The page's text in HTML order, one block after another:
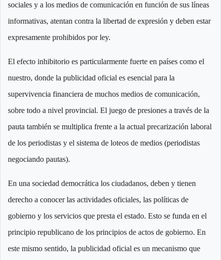
sociales y a los medios de comunicación en función de sus líneas
informativas, atentan contra la libertad de expresión y deben estar
expresamente prohibidos por ley.
El efecto inhibitorio es particularmente fuerte en países como el
nuestro, donde la publicidad oficial es esencial para la
supervivencia financiera de muchos medios de comunicación,
sobre todo a nivel provincial. El juego de presiones a través de la
pauta también se multiplica frente a la actual precarización laboral
de los periodistas y el sistema de loteos de medios (periodistas
negociando pautas).
En una sociedad democrática los ciudadanos, deben y tienen
derecho a conocer las actividades oficiales, las políticas de
gobierno y los servicios que presta el estado. Esto se funda en el
principio republicano de los principios de actos de gobierno. En
este mismo sentido, la publicidad oficial es un mecanismo que